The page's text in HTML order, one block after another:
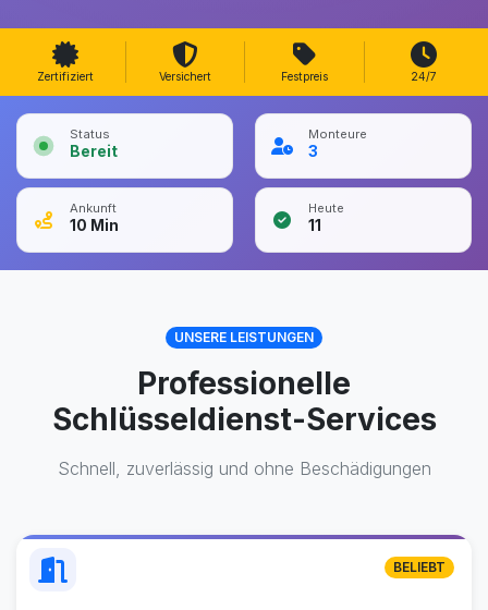
Zertifiziert Versichert Festpreis 24/7
Status
Bereit
Monteure
3
Ankunft
10 Min
Heute
11
UNSERE LEISTUNGEN
Professionelle
Schlüsseldienst-Services
Schnell, zuverlässig und ohne Beschädigungen
BELIEBT